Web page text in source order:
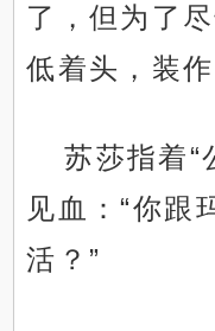
了，但为了
低着头，装
苏莎指着“
见血：“你跟
活？”